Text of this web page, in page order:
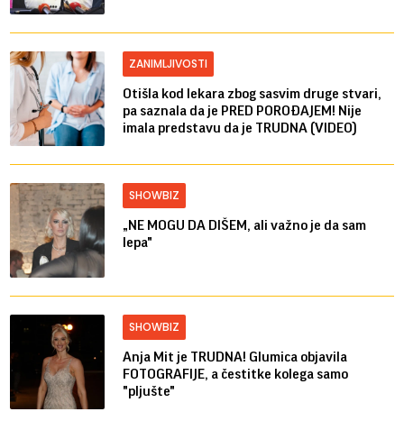
ZANIMLJIVOSTI
Otišla kod lekara zbog sasvim druge stvari,
pa saznala da je PRED POROĐAJEM! Nije
imala predstavu da je TRUDNA (VIDEO)
SHOWBIZ
„NE MOGU DA DIŠEM, ali važno je da sam
lepa"
SHOWBIZ
Anja Mit je TRUDNA! Glumica objavila
FOTOGRAFIJE, a čestitke kolega samo
"pljušte"